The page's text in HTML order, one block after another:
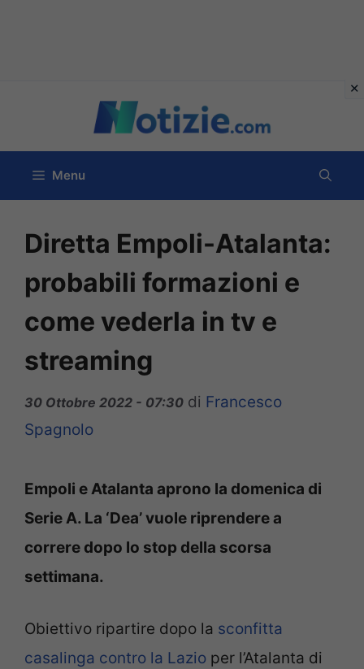
contenuto
Menu
Diretta Empoli-Atalanta:
probabili formazioni e
come vederla in tv e
streaming
30 Ottobre 2022 - 07:30 di Francesco
Spagnolo
Empoli e Atalanta aprono la domenica di
Serie A. La ‘Dea’ vuole riprendere a
correre dopo lo stop della scorsa
settimana.
Obiettivo ripartire dopo la sconfitta
casalinga contro la Lazio per l’Atalanta di